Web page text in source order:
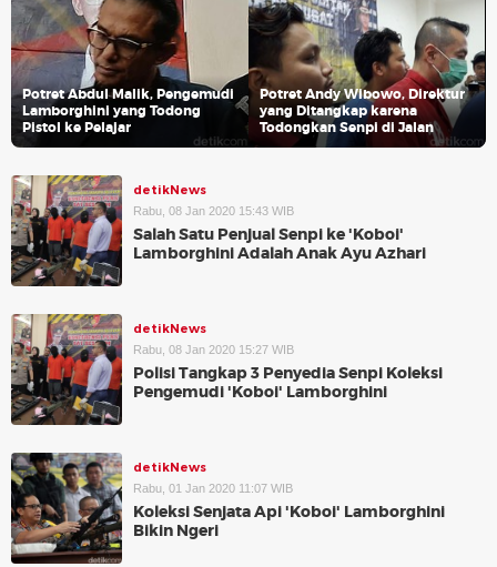
Potret Abdul Malik, Pengemudi
Lamborghini yang Todong
Pistol ke Pelajar
Potret Andy Wibowo, Direktur
yang Ditangkap karena
Todongkan Senpi di Jalan
detikNews
Rabu, 08 Jan 2020 15:43 WIB
Salah Satu Penjual Senpi ke 'Koboi'
Lamborghini Adalah Anak Ayu Azhari
detikNews
Rabu, 08 Jan 2020 15:27 WIB
Polisi Tangkap 3 Penyedia Senpi Koleksi
Pengemudi 'Koboi' Lamborghini
detikNews
Rabu, 01 Jan 2020 11:07 WIB
Koleksi Senjata Api 'Koboi' Lamborghini
Bikin Ngeri